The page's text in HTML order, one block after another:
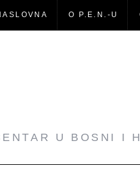
O P.E.N.-U
U BOSNI I